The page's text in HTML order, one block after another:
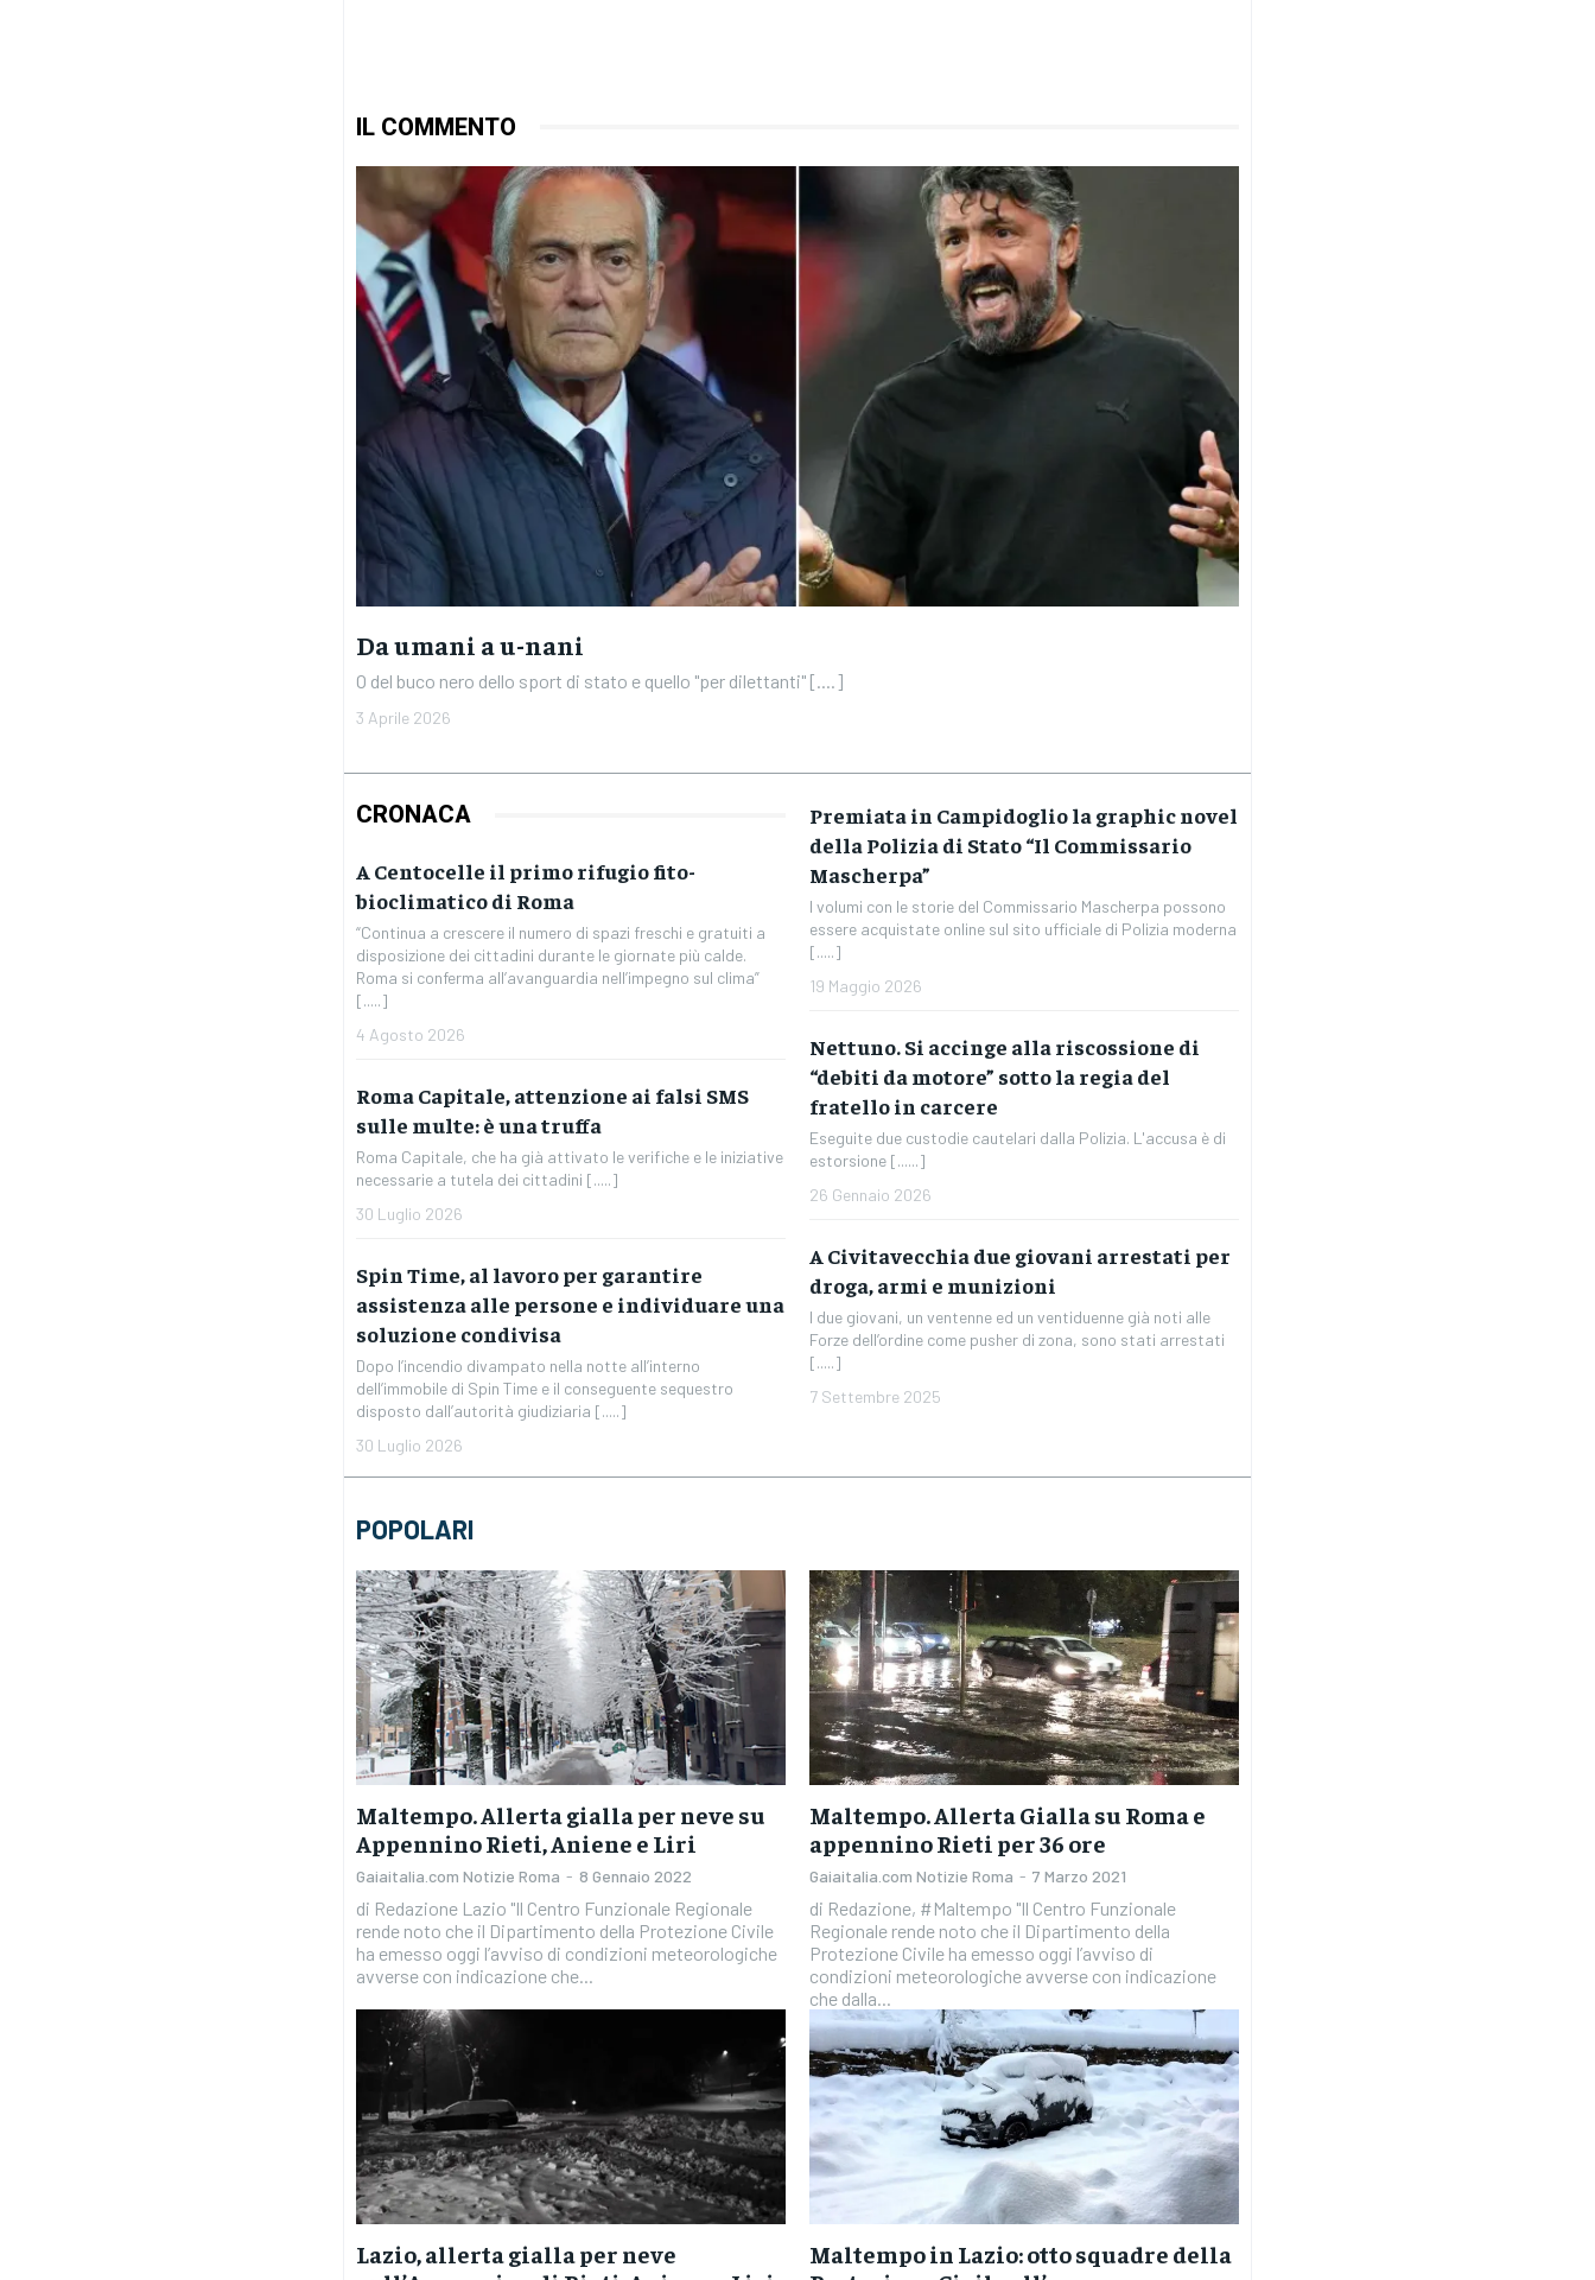
IL COMMENTO
Da umani a u-nani
O del buco nero dello sport di stato e quello "per dilettanti" [....]
3 Aprile 2026
CRONACA
A Centocelle il primo rifugio fito-
bioclimatico di Roma
“Continua a crescere il numero di spazi freschi e gratuiti a
disposizione dei cittadini durante le giornate più calde.
Roma si conferma all’avanguardia nell’impegno sul clima”
[.....]
4 Agosto 2026
Roma Capitale, attenzione ai falsi SMS
sulle multe: è una truffa
Roma Capitale, che ha già attivato le verifiche e le iniziative
necessarie a tutela dei cittadini [.....]
30 Luglio 2026
Spin Time, al lavoro per garantire
assistenza alle persone e individuare una
soluzione condivisa
Dopo l’incendio divampato nella notte all’interno
dell’immobile di Spin Time e il conseguente sequestro
disposto dall’autorità giudiziaria [.....]
30 Luglio 2026
Premiata in Campidoglio la graphic novel
della Polizia di Stato “Il Commissario
Mascherpa”
I volumi con le storie del Commissario Mascherpa possono
essere acquistate online sul sito ufficiale di Polizia moderna
[.....]
19 Maggio 2026
Nettuno. Si accinge alla riscossione di
“debiti da motore” sotto la regia del
fratello in carcere
Eseguite due custodie cautelari dalla Polizia. L'accusa è di
estorsione [......]
26 Gennaio 2026
A Civitavecchia due giovani arrestati per
droga, armi e munizioni
I due giovani, un ventenne ed un ventiduenne già noti alle
Forze dell’ordine come pusher di zona, sono stati arrestati
[.....]
7 Settembre 2025
POPOLARI
Maltempo. Allerta gialla per neve su
Appennino Rieti, Aniene e Liri
Gaiaitalia.com Notizie Roma - 8 Gennaio 2022
di Redazione Lazio "Il Centro Funzionale Regionale
rende noto che il Dipartimento della Protezione Civile
ha emesso oggi l’avviso di condizioni meteorologiche
avverse con indicazione che...
Maltempo. Allerta Gialla su Roma e
appennino Rieti per 36 ore
Gaiaitalia.com Notizie Roma - 7 Marzo 2021
di Redazione, #Maltempo "Il Centro Funzionale
Regionale rende noto che il Dipartimento della
Protezione Civile ha emesso oggi l’avviso di
condizioni meteorologiche avverse con indicazione
che dalla...
Lazio, allerta gialla per neve
Maltempo in Lazio: otto squadre della